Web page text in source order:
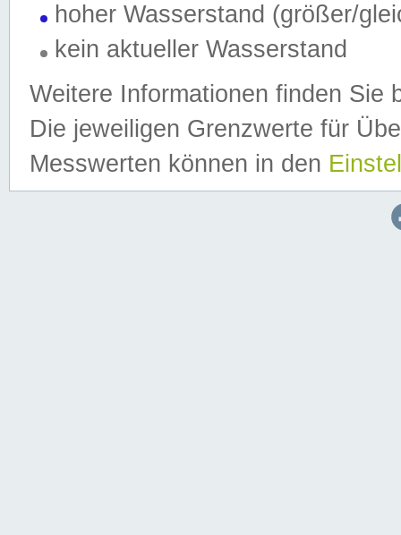
hoher Wasserstand (größer/
kein aktueller Wasserstand
Weitere Informationen finden Sie
Die jeweiligen Grenzwerte für
Messwerten können in den